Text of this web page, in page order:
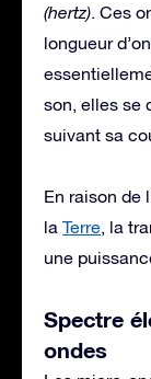
(hertz). Ces
longueur
son, elles se
suivant sa
En raison de
la Terre, la
une
Spectre
ondes